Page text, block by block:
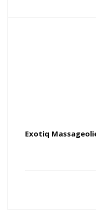
Exotiq